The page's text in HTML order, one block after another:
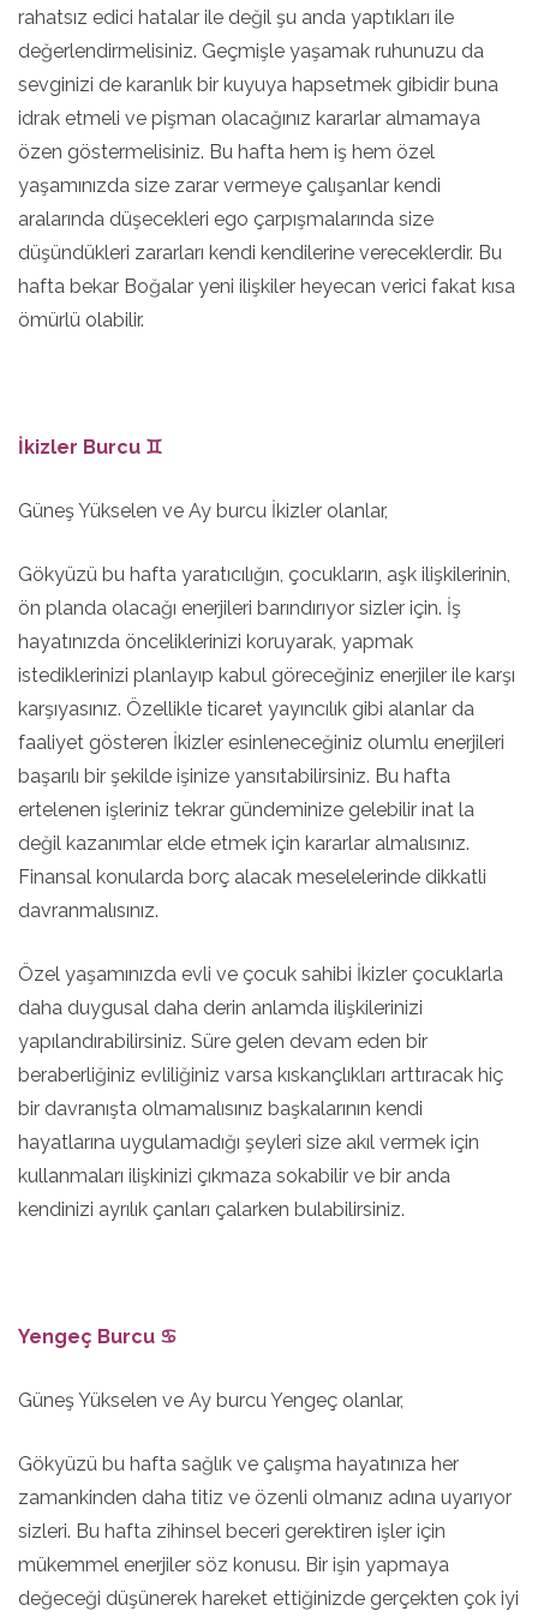
rahatsız edici hatalar ile değil şu anda yaptıkları ile
değerlendirmelisiniz. Geçmişle yaşamak ruhunuzu da
sevginizi de karanlık bir kuyuya hapsetmek gibidir buna
idrak etmeli ve pişman olacağınız kararlar almamaya
özen göstermelisiniz. Bu hafta hem iş hem özel
yaşamınızda size zarar vermeye çalışanlar kendi
aralarında düşecekleri ego çarpışmalarında size
düşündükleri zararları kendi kendilerine vereceklerdir. Bu
hafta bekar Boğalar yeni ilişkiler heyecan verici fakat kısa
ömürlü olabilir.
İkizler Burcu ♊
Güneş Yükselen ve Ay burcu İkizler olanlar,
Gökyüzü bu hafta yaratıcılığın, çocukların, aşk ilişkilerinin,
ön planda olacağı enerjileri barındırıyor sizler için. İş
hayatınızda önceliklerinizi koruyarak, yapmak
istediklerinizi planlayıp kabul göreceğiniz enerjiler ile karşı
karşıyasınız. Özellikle ticaret yayıncılık gibi alanlar da
faaliyet gösteren İkizler esinleneceğiniz olumlu enerjileri
başarılı bir şekilde işinize yansıtabilirsiniz. Bu hafta
ertelenen işleriniz tekrar gündeminize gelebilir inat la
değil kazanımlar elde etmek için kararlar almalısınız.
Finansal konularda borç alacak meselelerinde dikkatli
davranmalısınız.
Özel yaşamınızda evli ve çocuk sahibi İkizler çocuklarla
daha duygusal daha derin anlamda ilişkilerinizi
yapılandırabilirsiniz. Süre gelen devam eden bir
beraberliğiniz evliliğiniz varsa kıskançlıkları arttıracak hiç
bir davranışta olmamalısınız başkalarının kendi
hayatlarına uygulamadığı şeyleri size akıl vermek için
kullanmaları ilişkinizi çıkmaza sokabilir ve bir anda
kendinizi ayrılık çanları çalarken bulabilirsiniz.
Yengeç Burcu ♋
Güneş Yükselen ve Ay burcu Yengeç olanlar,
Gökyüzü bu hafta sağlık ve çalışma hayatınıza her
zamankinden daha titiz ve özenli olmanız adına uyarıyor
sizleri. Bu hafta zihinsel beceri gerektiren işler için
mükemmel enerjiler söz konusu. Bir işin yapmaya
değeceği düşünerek hareket ettiğinizde gerçekten çok iyi